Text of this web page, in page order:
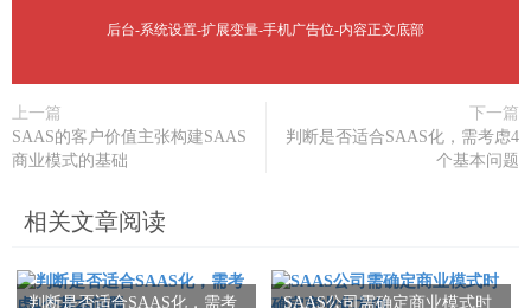
后台-系统设置-扩展变量-手机广告位-内容正文底部
上一篇
SAAS的客户价值主张构建SAAS
商业模式的基础
下一篇
判断是否适合SAAS化，需考虑4
个基本问题
相关文章阅读
判断是否适合SAAS化，需考
SAAS公司需确定商业模式时